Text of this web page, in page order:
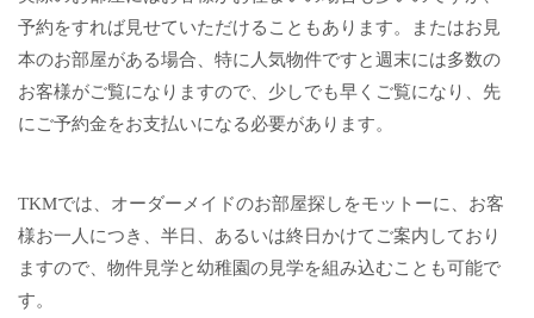
予約をすれば見せていただけることもあります。またはお見
本のお部屋がある場合、特に人気物件ですと週末には多数の
お客様がご覧になりますので、少しでも早くご覧になり、先
にご予約金をお支払いになる必要があります。
TKMでは、オーダーメイドのお部屋探しをモットーに、お客
様お一人につき、半日、あるいは終日かけてご案内しており
ますので、物件見学と幼稚園の見学を組み込むことも可能で
す。